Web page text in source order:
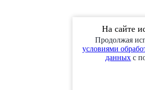
На сайте
Продолжая
условиями
данных с